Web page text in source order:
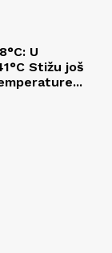
U
Stižu još